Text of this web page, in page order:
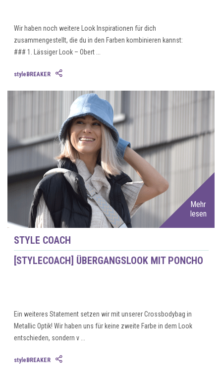
Wir haben noch weitere Look Inspirationen für dich
zusammengestellt, die du in den Farben kombinieren kannst:
### 1. Lässiger Look – Obert ...
styleBREAKER
Mehr
lesen
STYLE COACH
[STYLECOACH] ÜBERGANGSLOOK MIT PONCHO
Ein weiteres Statement setzen wir mit unserer Crossbodybag in
Metallic Optik! Wir haben uns für keine zweite Farbe in dem Look
entschieden, sondern v ...
styleBREAKER